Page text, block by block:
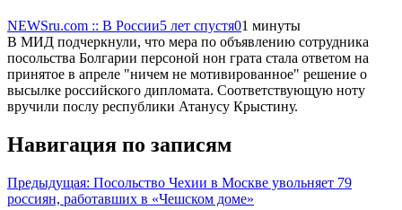
NEWSru.com :: В России5 лет спустя01 минуты
В МИД подчеркнули, что мера по объявлению сотрудника
посольства Болгарии персоной нон грата стала ответом на
принятое в апреле "ничем не мотивированное" решение о
высылке российского дипломата. Соответствующую ноту
вручили послу республики Атанусу Крыстину.
Навигация по записям
Предыдущая: Посольство Чехии в Москве увольняет 79
россиян, работавших в «Чешском доме»